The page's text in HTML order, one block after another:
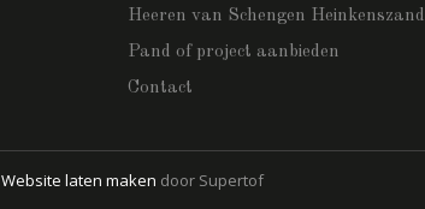
Heeren van Schengen Heinkenszand
Pand of project aanbieden
Contact
Website laten maken door Supertof